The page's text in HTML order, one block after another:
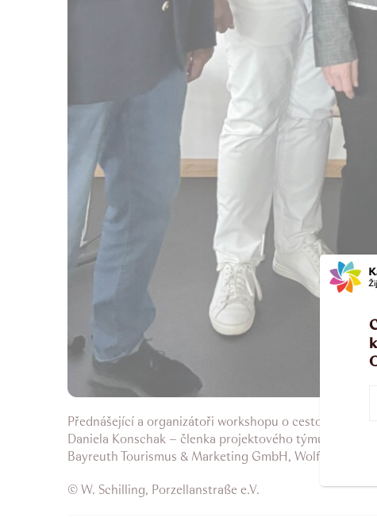
Přednášející a organizátoři workshopu o cestovním
Daniela Konschak – členka projektového týmu,
Bayreuth Tourismus & Marketing GmbH, Wolfgang
© W. Schilling, Porzellanstraße e.V.